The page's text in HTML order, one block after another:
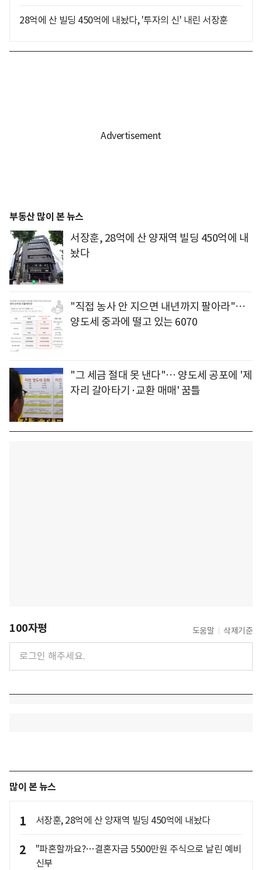
28억에 산 빌딩 450억에 내놨다, '투자의 신' 내린 서장훈
부동산 많이 본 뉴스
서장훈, 28억에 산 양재역 빌딩 450억에 내
놨다
"직접 농사 안 지으면 내년까지 팔아라"…
양도세 중과에 떨고 있는 6070
"그 세금 절대 못 낸다"… 양도세 공포에 '제
자리 갈아타기·교환 매매' 꿈틀
100자평 도움말 삭제기준
많이 본 뉴스
1 서장훈, 28억에 산 양재역 빌딩 450억에 내놨다
2
"파혼할까요?…결혼자금 5500만원 주식으로 날린 예비
신부